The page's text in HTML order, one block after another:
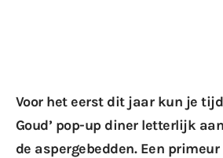
Voor het eerst dit jaar kun je
Goud’ pop-up diner letterlijk
de aspergebedden. Een